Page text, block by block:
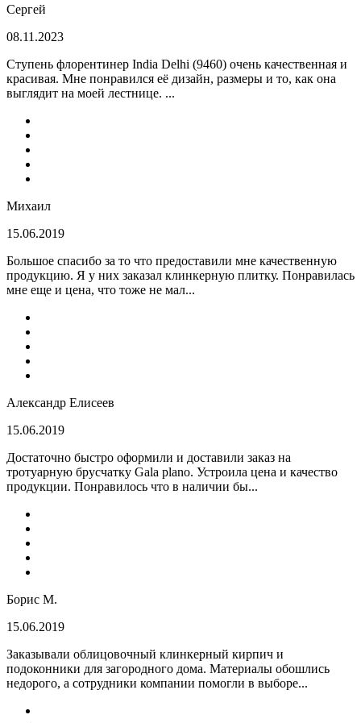
Сергей
08.11.2023
Ступень флорентинер India Delhi (9460) очень качественная и
красивая. Мне понравился её дизайн, размеры и то, как она
выглядит на моей лестнице. ...
Михаил
15.06.2019
Большое спасибо за то что предоставили мне качественную
продукцию. Я у них заказал клинкерную плитку. Понравилась
мне еще и цена, что тоже не мал...
Александр Елисеев
15.06.2019
Достаточно быстро оформили и доставили заказ на
тротуарную брусчатку Gala plano. Устроила цена и качество
продукции. Понравилось что в наличии бы...
Борис М.
15.06.2019
Заказывали облицовочный клинкерный кирпич и
подоконники для загородного дома. Материалы обошлись
недорого, а сотрудники компании помогли в выборе...